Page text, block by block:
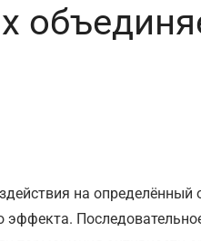
на определённый